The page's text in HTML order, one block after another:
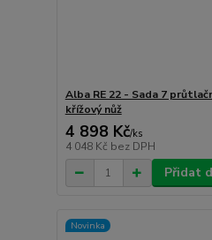
Alba RE 22 - Sada 7
křížový nůž
4 898 Kč/ks
4 048 Kč bez DPH
Přidat
Novinka